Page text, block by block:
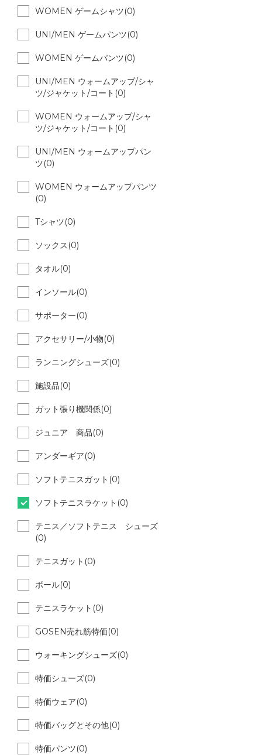
WOMEN ゲームシャツ(0)
UNI/MEN ゲームパンツ(0)
WOMEN ゲームパンツ(0)
UNI/MEN ウォームアップ/シャ
ツ/ジャケット/コート(0)
WOMEN ウォームアップ/シャ
ツ/ジャケット/コート(0)
UNI/MEN ウォームアップパン
ツ(0)
WOMEN ウォームアップパンツ
(0)
Tシャツ(0)
ソックス(0)
タオル(0)
インソール(0)
サポーター(0)
アクセサリー/小物(0)
ランニングシューズ(0)
施設品(0)
ガット張り機関係(0)
ジュニア 商品(0)
アンダーギア(0)
ソフトテニスガット(0)
ソフトテニスラケット(0)
テニス／ソフトテニス シューズ
(0)
テニスガット(0)
ボール(0)
テニスラケット(0)
GOSEN売れ筋特価(0)
ウォーキングシューズ(0)
特価シューズ(0)
特価ウェア(0)
特価バッグとその他(0)
特価パンツ(0)